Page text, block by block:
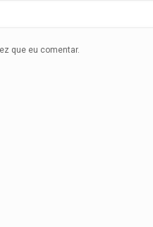
que eu comentar.